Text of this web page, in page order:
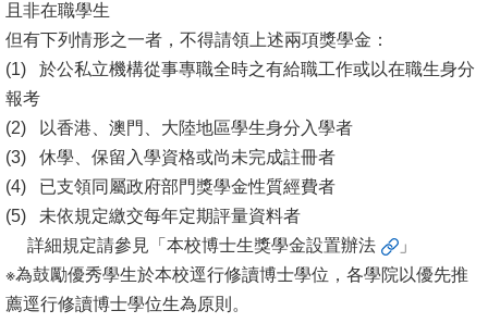
究
消
息
公
告
國
際
化
高
且非在職學生
但有下列情形之一者，不得請領上述兩項獎學金：
(1) 於公私立機構從事專職全時之有給職工作或以在職生身分
報考
(2) 以香港、澳門、大陸地區學生身分入學者
(3) 休學、保留入學資格或尚未完成註冊者
(4) 已支領同屬政府部門獎學金性質經費者
(5) 未依規定繳交每年定期評量資料者
詳細規定請參見「 本校博士生獎學金設置辦法
」
※為鼓勵優秀學生於本校逕行修讀博士學位，各學院以優先推
薦逕行修讀博士學位生為原則。